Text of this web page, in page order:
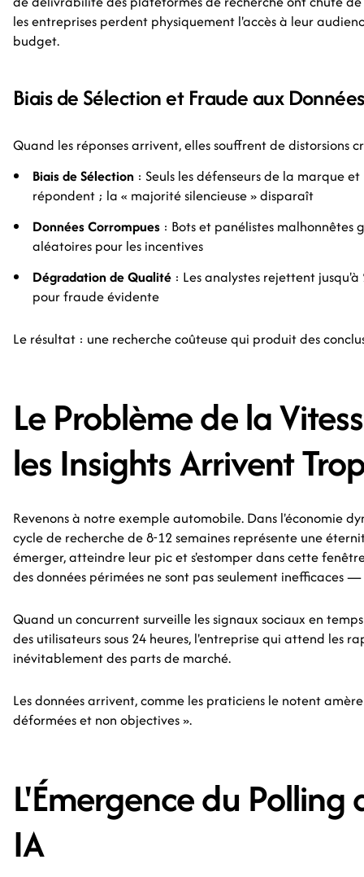
les entreprises perdent physiquement l'accès à leur
budget.
Biais de Sélection et Fraude aux Données
Quand les réponses arrivent, elles souffrent de distorsions
Biais de Sélection : Seuls les défenseurs de la marque
répondent ; la « majorité silencieuse » disparaît
Données Corrompues : Bots et panélistes malhonnêtes
aléatoires pour les incentives
Dégradation de Qualité : Les analystes rejettent
pour fraude évidente
Le résultat : une recherche coûteuse qui produit des
Le Problème de la
les Insights Arrivent
Revenons à notre exemple automobile. Dans l'économie
cycle de recherche de 8-12 semaines représente une
émerger, atteindre leur pic et s'estomper dans cette
des données périmées ne sont pas seulement inefficaces
Quand un concurrent surveille les signaux sociaux en
des utilisateurs sous 24 heures, l'entreprise qui attend les
inévitablement des parts de marché.
Les données arrivent, comme les praticiens le notent
déformées et non objectives ».
L'Émergence du Polling
IA